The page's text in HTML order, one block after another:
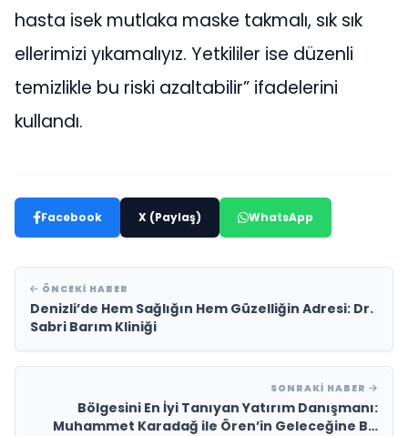
hasta isek mutlaka maske takmalı, sık sık
ellerimizi yıkamalıyız. Yetkililer ise düzenli
temizlikle bu riski azaltabilir” ifadelerini
kullandı.
Facebook X (Paylaş) WhatsApp
ÖNCEKI HABER
Denizli’de Hem Sağlığın Hem Güzelliğin Adresi: Dr.
Sabri Barım Kliniği
SONRAKI HABER
Bölgesini En İyi Tanıyan Yatırım Danışmanı:
Muhammet Karadağ ile Ören’in Geleceğine Bir